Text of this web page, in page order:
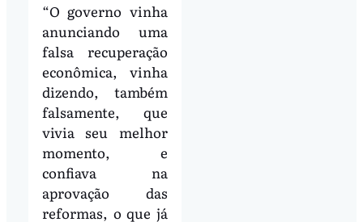
“O governo vinha
anunciando uma
falsa recuperação
econômica, vinha
dizendo, também
falsamente, que
vivia seu melhor
momento, e
confiava na
aprovação das
reformas, o que já